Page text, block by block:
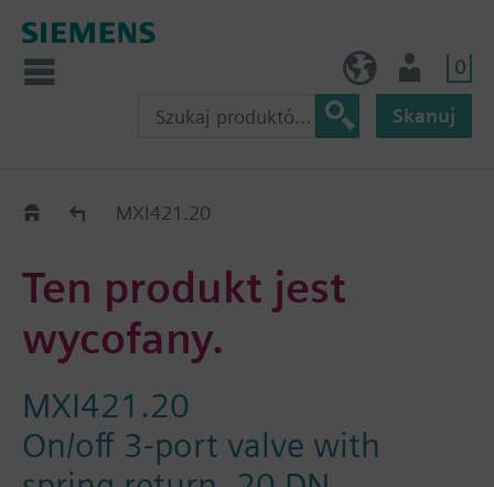
0
Skanuj
Old2NewMXI421.20
Ten produkt jest
wycofany.
MXI421.20
On/off 3-port valve with